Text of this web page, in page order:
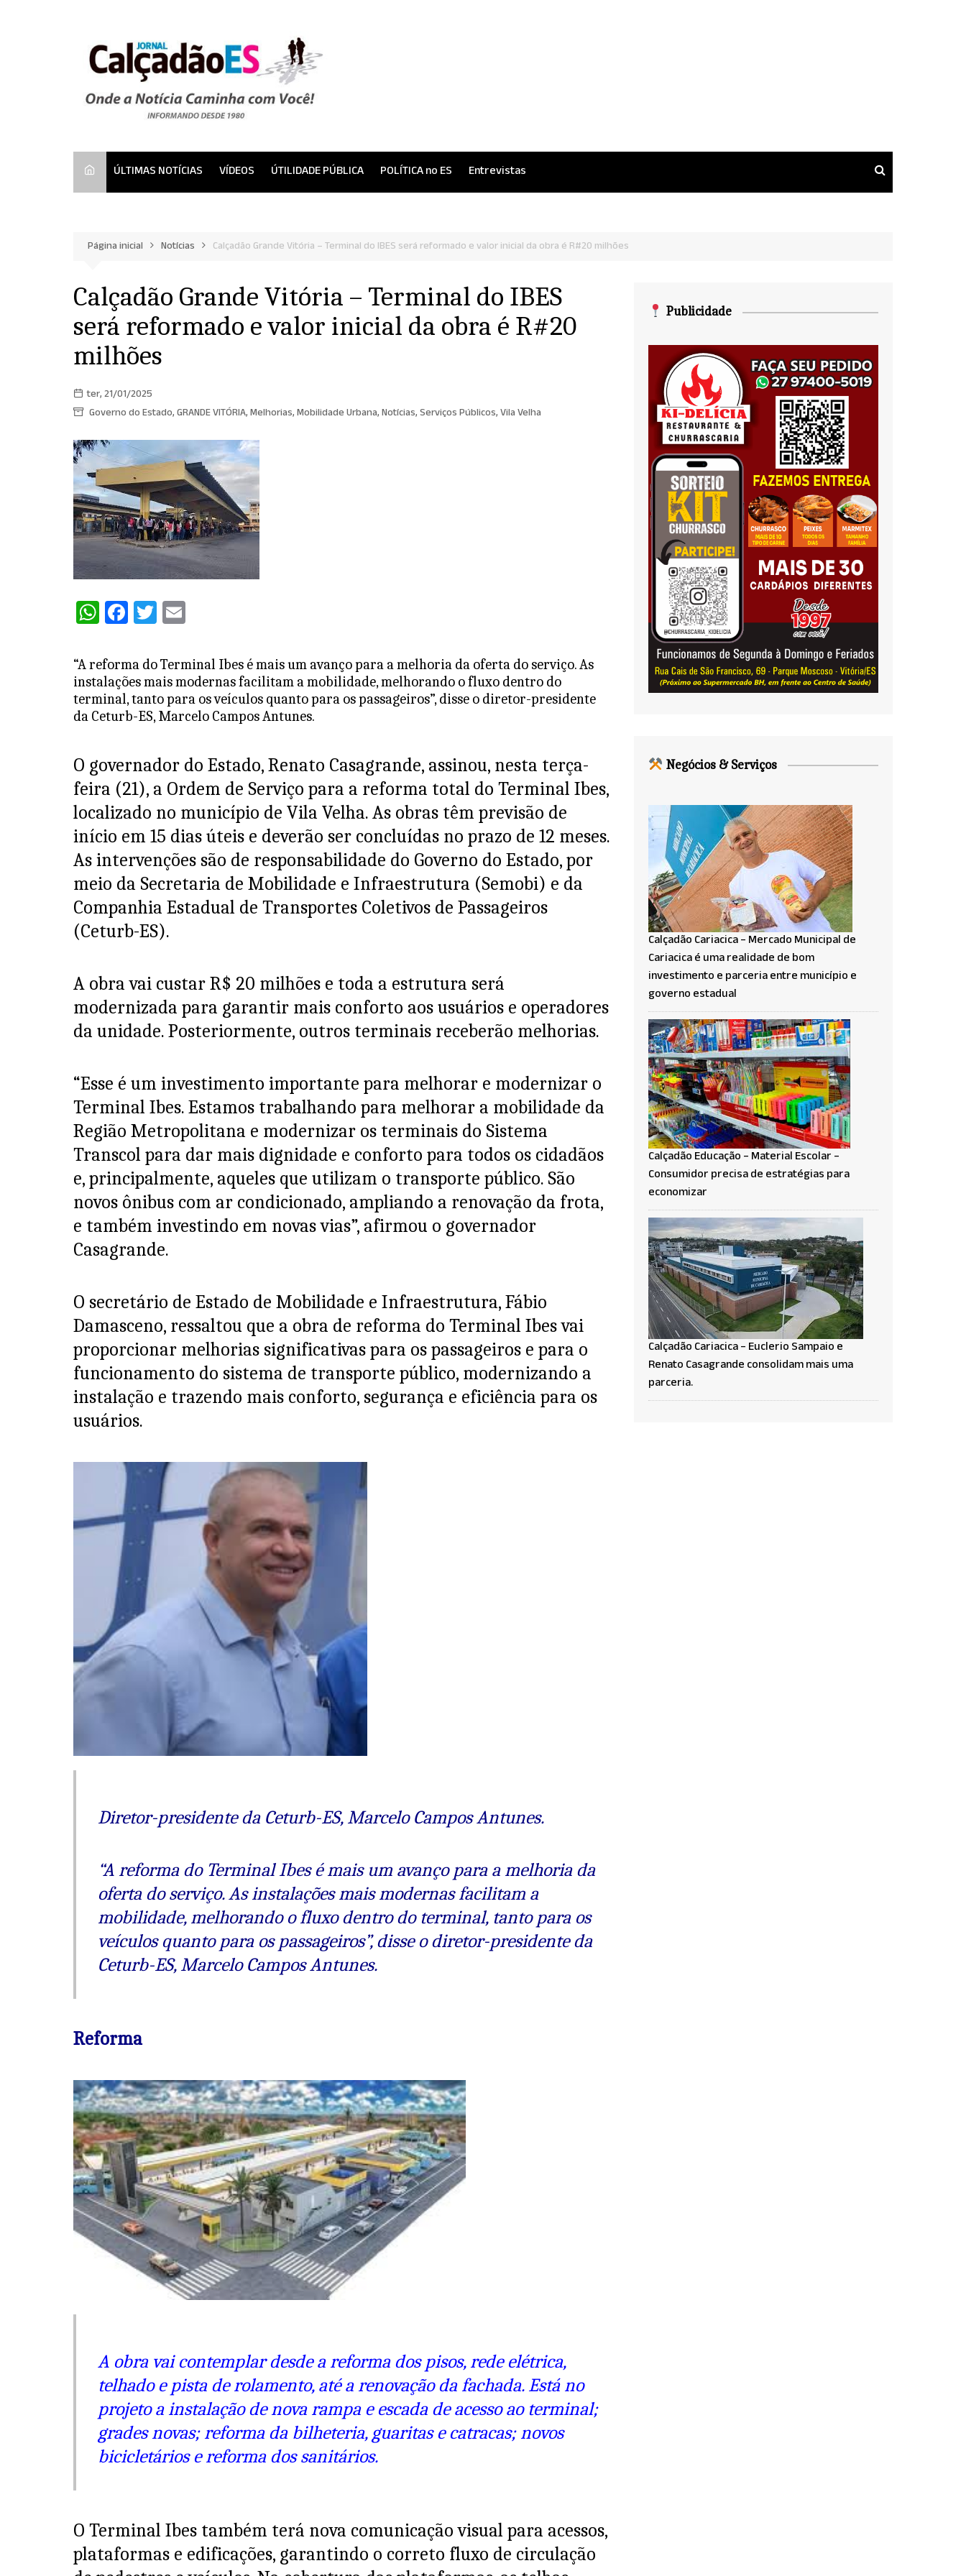
ÚLTIMAS NOTÍCIAS VÍDEOS ÚTILIDADE PÚBLICA POLÍTICA no ES Entrevistas
Página inicial Notícias Calçadão Grande Vitória – Terminal do IBES será reformado e valor inicial da obra é R#20 milhões
Calçadão Grande Vitória – Terminal do IBES
será reformado e valor inicial da obra é R#20
milhões
ter, 21/01/2025
Governo do Estado,GRANDE VITÓRIA,Melhorias,Mobilidade Urbana,Notícias,Serviços Públicos,Vila Velha
W
at
s
A
p
F
c
e
b
o
k
T
itt
er
ai
l
“A reforma do Terminal Ibes é mais um avanço para a melhoria da oferta do serviço. As
instalações mais modernas facilitam a mobilidade, melhorando o fluxo dentro do
terminal, tanto para os veículos quanto para os passageiros”, disse o diretor-presidente
da Ceturb-ES, Marcelo Campos Antunes.
O governador do Estado, Renato Casagrande, assinou, nesta terça-
feira (21), a Ordem de Serviço para a reforma total do Terminal Ibes,
localizado no município de Vila Velha. As obras têm previsão de
início em 15 dias úteis e deverão ser concluídas no prazo de 12 meses.
As intervenções são de responsabilidade do Governo do Estado, por
meio da Secretaria de Mobilidade e Infraestrutura (Semobi) e da
Companhia Estadual de Transportes Coletivos de Passageiros
(Ceturb-ES).
A obra vai custar R$ 20 milhões e toda a estrutura será
modernizada para garantir mais conforto aos usuários e operadores
da unidade. Posteriormente, outros terminais receberão melhorias.
“Esse é um investimento importante para melhorar e modernizar o
Terminal Ibes. Estamos trabalhando para melhorar a mobilidade da
Região Metropolitana e modernizar os terminais do Sistema
Transcol para dar mais dignidade e conforto para todos os cidadãos
e, principalmente, aqueles que utilizam o transporte público. São
novos ônibus com ar condicionado, ampliando a renovação da frota,
e também investindo em novas vias”, afirmou o governador
Casagrande.
O secretário de Estado de Mobilidade e Infraestrutura, Fábio
Damasceno, ressaltou que a obra de reforma do Terminal Ibes vai
proporcionar melhorias significativas para os passageiros e para o
funcionamento do sistema de transporte público, modernizando a
instalação e trazendo mais conforto, segurança e eficiência para os
usuários.
Diretor-presidente da Ceturb-ES, Marcelo Campos Antunes.
“A reforma do Terminal Ibes é mais um avanço para a melhoria da
oferta do serviço. As instalações mais modernas facilitam a
mobilidade, melhorando o fluxo dentro do terminal, tanto para os
veículos quanto para os passageiros”, disse o diretor-presidente da
Ceturb-ES, Marcelo Campos Antunes.
Reforma
A obra vai contemplar desde a reforma dos pisos, rede elétrica,
telhado e pista de rolamento, até a renovação da fachada. Está no
projeto a instalação de nova rampa e escada de acesso ao terminal;
grades novas; reforma da bilheteria, guaritas e catracas; novos
bicicletários e reforma dos sanitários.
O Terminal Ibes também terá nova comunicação visual para acessos,
plataformas e edificações, garantindo o correto fluxo de circulação
Publicidade
Negócios & Serviços
Calçadão Cariacica – Mercado Municipal de
Cariacica é uma realidade de bom
investimento e parceria entre município e
governo estadual
Calçadão Educação – Material Escolar –
Consumidor precisa de estratégias para
economizar
Calçadão Cariacica – Euclerio Sampaio e
Renato Casagrande consolidam mais uma
parceria.